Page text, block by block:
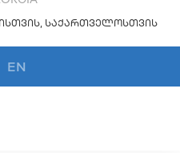
ᲡᲐᲥᲐᲠᲗᲕᲔᲚᲝᲡᲗᲕᲘᲡ
EN